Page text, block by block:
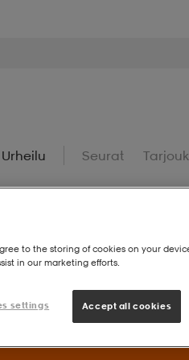
Urheilu Seurat
to the storing of cookies on your
in our marketing efforts.
settings Accept all cookies